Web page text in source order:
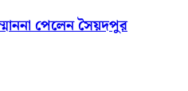
পেলেন সৈয়দপুর